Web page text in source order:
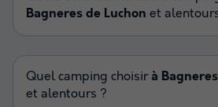
Bagneres de Luchon et
Quel camping choisirà
et alentours ?